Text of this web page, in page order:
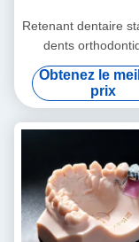
Retenant dentaire
dents
Retenant
Obtenez le
prix